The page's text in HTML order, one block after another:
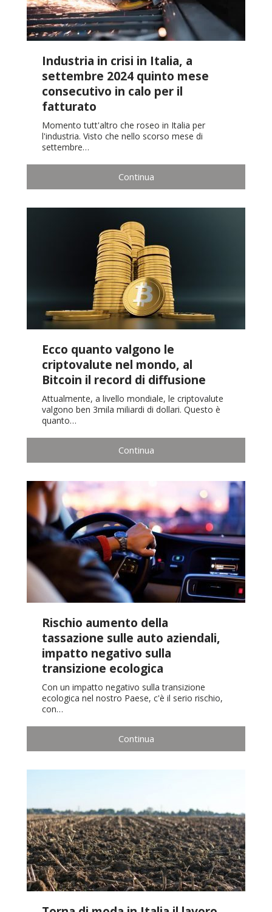
Industria in crisi in Italia, a
settembre 2024 quinto mese
consecutivo in calo per il
fatturato
Momento tutt'altro che roseo in Italia per
l'industria. Visto che nello scorso mese di
settembre…
Continua
Ecco quanto valgono le
criptovalute nel mondo, al
Bitcoin il record di diffusione
Attualmente, a livello mondiale, le criptovalute
valgono ben 3mila miliardi di dollari. Questo è
quanto…
Continua
Rischio aumento della
tassazione sulle auto aziendali,
impatto negativo sulla
transizione ecologica
Con un impatto negativo sulla transizione
ecologica nel nostro Paese, c'è il serio rischio,
con…
Continua